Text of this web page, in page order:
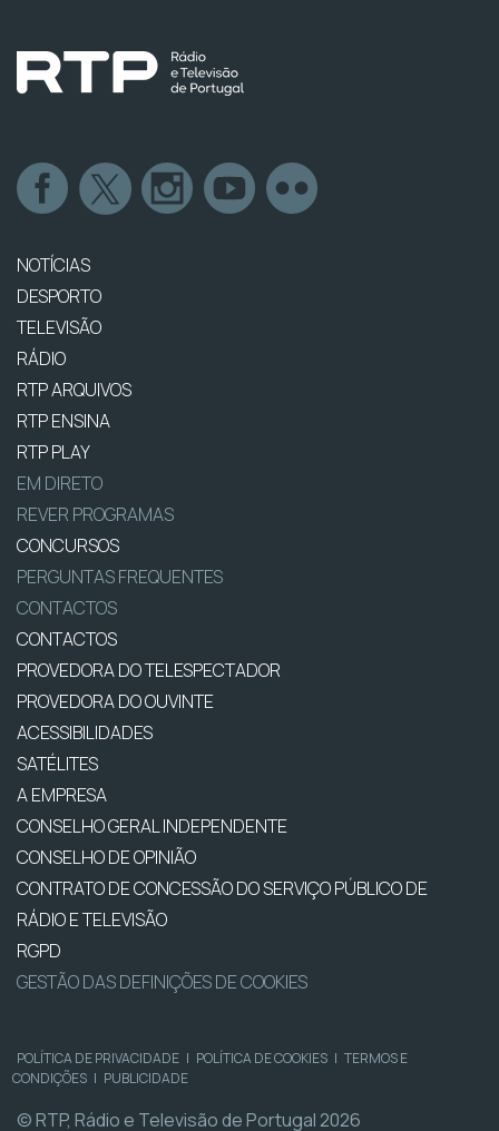
NOTÍCIAS
DESPORTO
TELEVISÃO
RÁDIO
RTP ARQUIVOS
RTP ENSINA
RTP PLAY
EM DIRETO
REVER PROGRAMAS
CONCURSOS
PERGUNTAS FREQUENTES
CONTACTOS
CONTACTOS
PROVEDORA DO TELESPECTADOR
PROVEDORA DO OUVINTE
ACESSIBILIDADES
SATÉLITES
A EMPRESA
CONSELHO GERAL INDEPENDENTE
CONSELHO DE OPINIÃO
CONTRATO DE CONCESSÃO DO SERVIÇO PÚBLICO DE
RÁDIO E TELEVISÃO
RGPD
GESTÃO DAS DEFINIÇÕES DE COOKIES
POLÍTICA DE PRIVACIDADE | POLÍTICA DE COOKIES | TERMOS E
CONDIÇÕES | PUBLICIDADE
© RTP, Rádio e Televisão de Portugal 2026